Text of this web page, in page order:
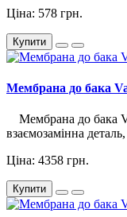
Ціна: 578 грн.
Купити
Мембрана до бака
Мембрана до бака
взаємозамінна
Ціна: 4358 грн.
Купити